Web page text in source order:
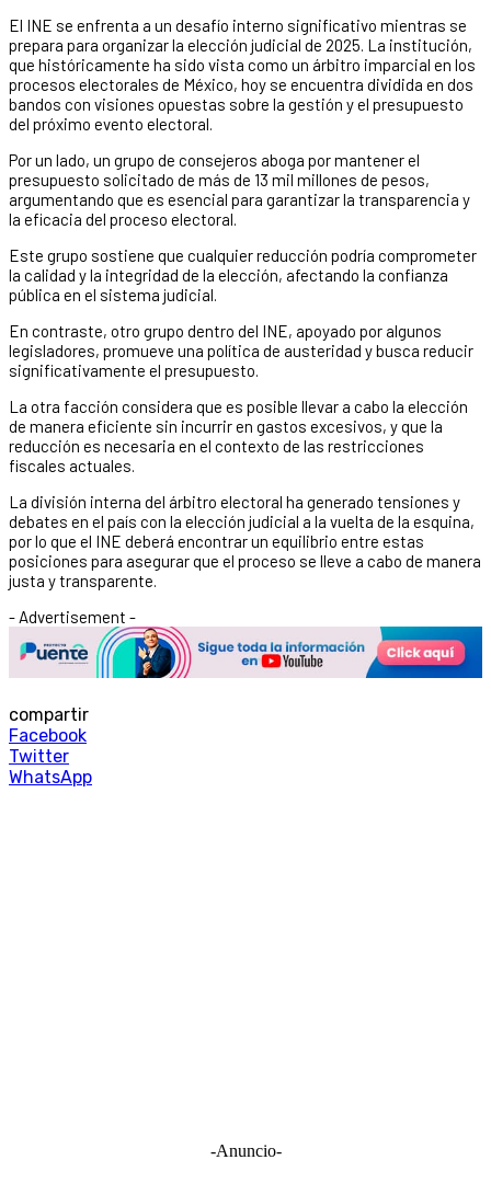
El INE se enfrenta a un desafío interno significativo mientras se
prepara para organizar la elección judicial de 2025. La institución,
que históricamente ha sido vista como un árbitro imparcial en los
procesos electorales de México, hoy se encuentra dividida en dos
bandos con visiones opuestas sobre la gestión y el presupuesto
del próximo evento electoral.
Por un lado, un grupo de consejeros aboga por mantener el
presupuesto solicitado de más de 13 mil millones de pesos,
argumentando que es esencial para garantizar la transparencia y
la eficacia del proceso electoral.
Este grupo sostiene que cualquier reducción podría comprometer
la calidad y la integridad de la elección, afectando la confianza
pública en el sistema judicial.
En contraste, otro grupo dentro del INE, apoyado por algunos
legisladores, promueve una política de austeridad y busca reducir
significativamente el presupuesto.
La otra facción considera que es posible llevar a cabo la elección
de manera eficiente sin incurrir en gastos excesivos, y que la
reducción es necesaria en el contexto de las restricciones
fiscales actuales.
La división interna del árbitro electoral ha generado tensiones y
debates en el país con la elección judicial a la vuelta de la esquina,
por lo que el INE deberá encontrar un equilibrio entre estas
posiciones para asegurar que el proceso se lleve a cabo de manera
justa y transparente.
- Advertisement -
compartir
Facebook
Twitter
WhatsApp
-Anuncio-